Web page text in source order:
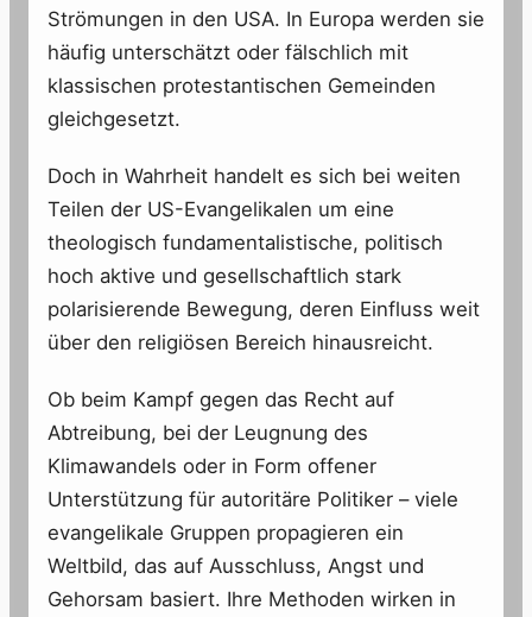
Strömungen in den USA. In Europa werden sie
häufig unterschätzt oder fälschlich mit
klassischen protestantischen Gemeinden
gleichgesetzt.
Doch in Wahrheit handelt es sich bei weiten
Teilen der US-Evangelikalen um eine
theologisch fundamentalistische, politisch
hoch aktive und gesellschaftlich stark
polarisierende Bewegung, deren Einfluss weit
über den religiösen Bereich hinausreicht.
Ob beim Kampf gegen das Recht auf
Abtreibung, bei der Leugnung des
Klimawandels oder in Form offener
Unterstützung für autoritäre Politiker – viele
evangelikale Gruppen propagieren ein
Weltbild, das auf Ausschluss, Angst und
Gehorsam basiert. Ihre Methoden wirken in